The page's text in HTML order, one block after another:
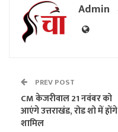
Admin
PREV POST
CM केजरीवाल 21 नवंबर को
आएंगे उत्तराखंड, रोड शो में होंगे
शामिल